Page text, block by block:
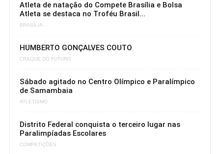
Atleta de natação do Compete Brasília e Bolsa
Atleta se destaca no Troféu Brasil...
BRASÍLIA
HUMBERTO GONÇALVES COUTO
CRAQUE DO FUTURO
Sábado agitado no Centro Olímpico e Paralímpico
de Samambaia
ATLETISMO
Distrito Federal conquista o terceiro lugar nas
Paralimpíadas Escolares
COMPETIÇÕES